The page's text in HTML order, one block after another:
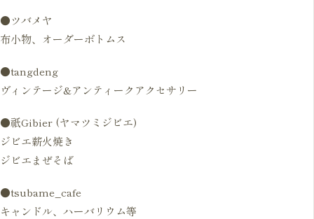
●ツバメヤ
布小物、オーダーボトムス
●tangdeng
ヴィンテージ&アンティークアクセサリー
●祇Gibier (ヤマツミジビエ)
ジビエ薪火焼き
ジビエまぜそば
●tsubame_cafe
キャンドル、ハーバリウム等